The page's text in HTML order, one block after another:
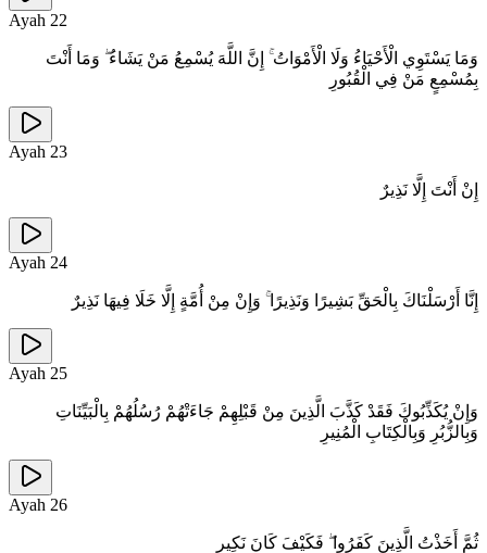
Ayah 22
وَمَا يَسْتَوِي الْأَحْيَاءُ وَلَا الْأَمْوَاتُ ۚ إِنَّ اللَّهَ يُسْمِعُ مَنْ يَشَاءُ ۖ وَمَا أَنْتَ
بِمُسْمِعٍ مَنْ فِي الْقُبُورِ
Ayah 23
إِنْ أَنْتَ إِلَّا نَذِيرٌ
Ayah 24
إِنَّا أَرْسَلْنَاكَ بِالْحَقِّ بَشِيرًا وَنَذِيرًا ۚ وَإِنْ مِنْ أُمَّةٍ إِلَّا خَلَا فِيهَا نَذِيرٌ
Ayah 25
وَإِنْ يُكَذِّبُوكَ فَقَدْ كَذَّبَ الَّذِينَ مِنْ قَبْلِهِمْ جَاءَتْهُمْ رُسُلُهُمْ بِالْبَيِّنَاتِ
وَبِالزُّبُرِ وَبِالْكِتَابِ الْمُنِيرِ
Ayah 26
ثُمَّ أَخَذْتُ الَّذِينَ كَفَرُوا ۖ فَكَيْفَ كَانَ نَكِيرِ